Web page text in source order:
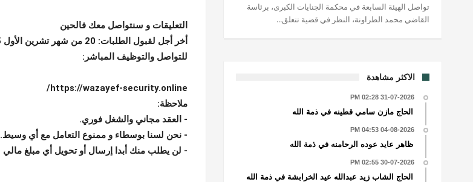
التعليقات و سنتواصل معك فالحين
أخر أجل لقبول الطلبات: 20 من شهر تشرين الأول 2025
للتواصل والتوظيف المباشر:
https://wazayef-security.online/
ملاحظة:
- العقد مجاني والشغل فوري.
- نحن لسنا بوسطاء و ممنوع التعامل مع أي وسيط.
- لن يطلب منك أبدا إرسال أو تحويل أي مبلغ مالي
تواصل الهيئة السابعة في محكمة الجنايات الكبرى، برئاسة
القاضي محمد الطراونة، النظر في قضية تتعلق...
الاكثر مشاهدة
31-07-2026 02:28 PM
الحاج مازن سامي قطينه في ذمة الله
04-08-2026 04:53 PM
ظاهر عايد عوده الرحامنه في ذمة الله
30-07-2026 02:55 PM
الحاج الشاب زيد عبدالله عيد الخرابشة في ذمة الله